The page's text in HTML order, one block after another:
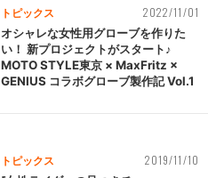
トピックス 2022/11/01
オシャレな女性用グローブを作りた
い！ 新プロジェクトがスタート♪
MOTO STYLE東京 × MaxFritz ×
GENIUS コラボグローブ製作記 Vol.1
トピックス 2019/11/10